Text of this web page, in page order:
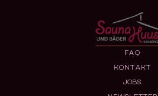
FAQ
KONTAKT
JOBS